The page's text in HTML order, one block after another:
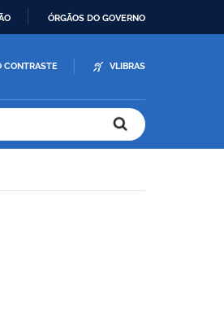
ÓRGÃOS DO GOVERNO
CONTRASTE VLIBRAS